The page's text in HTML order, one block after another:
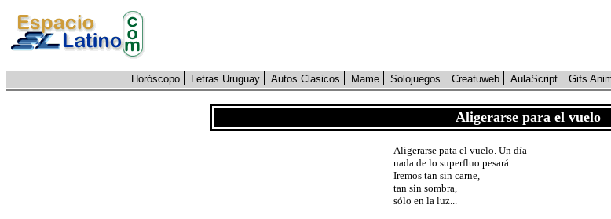
Horóscopo Letras Uruguay Autos Clasicos Mame Solojuegos Creatuweb AulaScript Gifs
Aligerarse para el vuelo
Aligerarse pata el vuelo. Un día
nada de lo superfluo pesará.
Iremos tan sin carne,
tan sin sombra,
sólo en la luz...